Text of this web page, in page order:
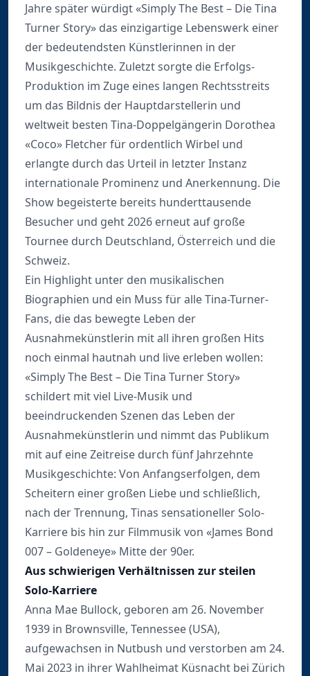
Jahre später würdigt «Simply The Best – Die Tina
Turner Story» das einzigartige Lebenswerk einer
der bedeutendsten Künstlerinnen in der
Musikgeschichte. Zuletzt sorgte die Erfolgs-
Produktion im Zuge eines langen Rechtsstreits
um das Bildnis der Hauptdarstellerin und
weltweit besten Tina-Doppelgängerin Dorothea
«Coco» Fletcher für ordentlich Wirbel und
erlangte durch das Urteil in letzter Instanz
internationale Prominenz und Anerkennung. Die
Show begeisterte bereits hunderttausende
Besucher und geht 2026 erneut auf große
Tournee durch Deutschland, Österreich und die
Schweiz.
Ein Highlight unter den musikalischen
Biographien und ein Muss für alle Tina-Turner-
Fans, die das bewegte Leben der
Ausnahmekünstlerin mit all ihren großen Hits
noch einmal hautnah und live erleben wollen:
«Simply The Best – Die Tina Turner Story»
schildert mit viel Live-Musik und
beeindruckenden Szenen das Leben der
Ausnahmekünstlerin und nimmt das Publikum
mit auf eine Zeitreise durch fünf Jahrzehnte
Musikgeschichte: Von Anfangserfolgen, dem
Scheitern einer großen Liebe und schließlich,
nach der Trennung, Tinas sensationeller Solo-
Karriere bis hin zur Filmmusik von «James Bond
007 – Goldeneye» Mitte der 90er.
Aus schwierigen Verhältnissen zur steilen
Solo-Karriere
Anna Mae Bullock, geboren am 26. November
1939 in Brownsville, Tennessee (USA),
aufgewachsen in Nutbush und verstorben am 24.
Mai 2023 in ihrer Wahlheimat Küsnacht bei Zürich